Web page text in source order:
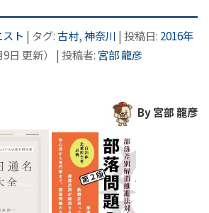
ト | タグ:古村,神奈川 | 投稿日: 2016年
日 更新） | 投稿者: 宮部 龍彦
By 宮部 龍彦